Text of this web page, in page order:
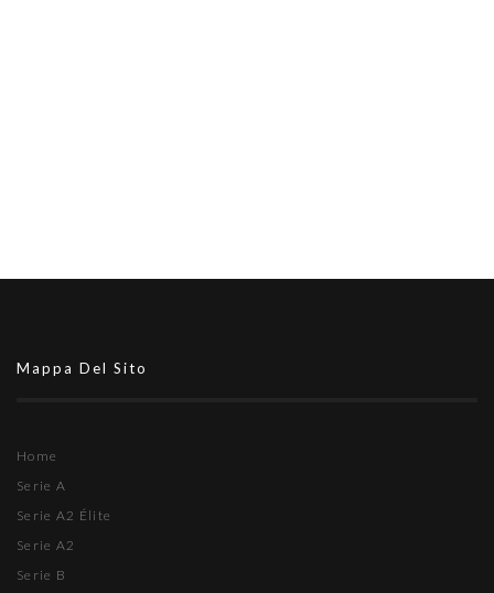
Mappa Del Sito
Home
Serie A
Serie A2 Élite
Serie A2
Serie B